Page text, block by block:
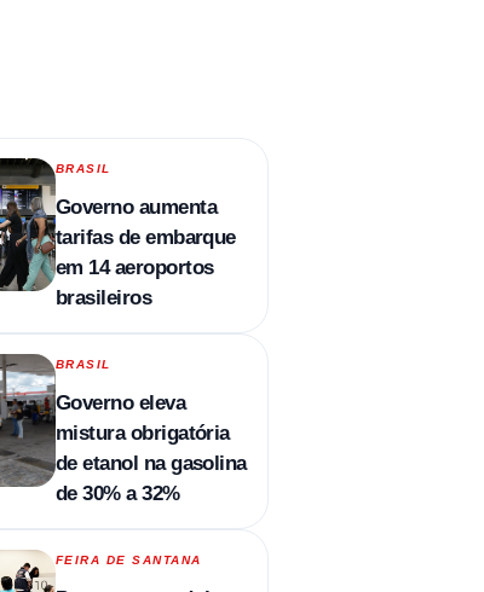
BRASIL
Governo aumenta
tarifas de embarque
em 14 aeroportos
brasileiros
BRASIL
Governo eleva
mistura obrigatória
de etanol na gasolina
de 30% a 32%
FEIRA DE SANTANA